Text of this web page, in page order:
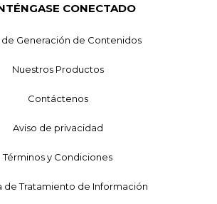
CONECTADO
de Generación de Contenidos
Nuestros Productos
Contáctenos
Aviso de privacidad
Términos y Condiciones
de Tratamiento de Información